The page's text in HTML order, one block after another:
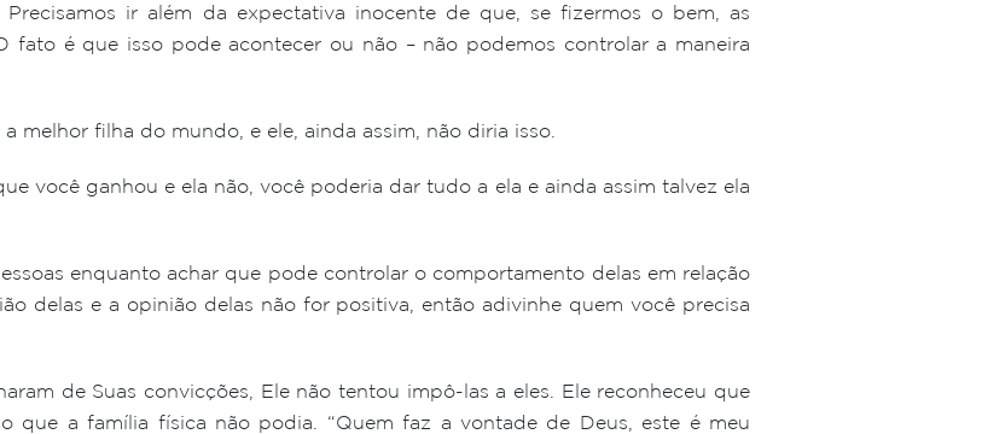
Precisamos ir além da expectativa inocente de que, se fizermos o bem, as
fato é que isso pode acontecer ou não – não podemos controlar a maneira
melhor filha do mundo, e ele, ainda assim, não diria isso.
você ganhou e ela não, você poderia dar tudo a ela e ainda assim talvez ela
enquanto achar que pode controlar o comportamento delas em relação
delas e a opinião delas não for positiva, então adivinhe quem você precisa
de Suas convicções, Ele não tentou impô-las a eles. Ele reconheceu que
que a família física não podia. “Quem faz a vontade de Deus, este é meu